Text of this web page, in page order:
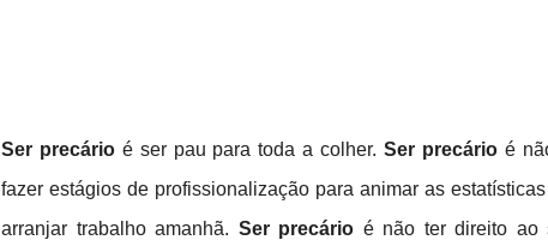
Ser precárioé ser pau para toda a colher.Ser precárioé
fazer estágios de profissionalização para animar as
arranjar trabalho amanhã. Ser precário é não ter direito ao